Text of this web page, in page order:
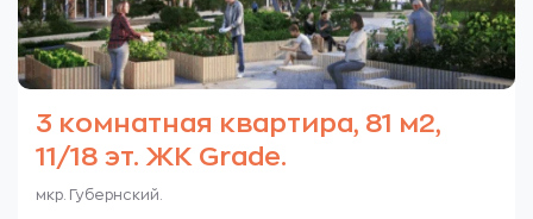
3 комнатная квартира, 81 м2,
11/18 эт. ЖК Grade.
мкр. Губернский.